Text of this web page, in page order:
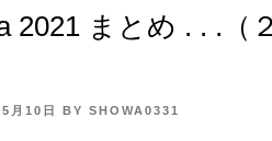
2021 まとめ . . .（
月10日 BY SHOWA0331